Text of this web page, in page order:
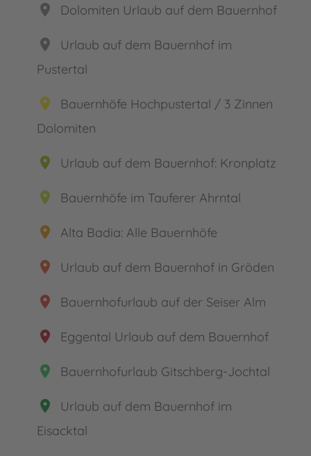
place Dolomiten Urlaub auf dem Bauernhof
place
Urlaub auf dem Bauernhof im
Pustertal
place
Bauernhöfe Hochpustertal / 3 Zinnen
Dolomiten
place Urlaub auf dem Bauernhof: Kronplatz
place Bauernhöfe im Tauferer Ahrntal
place Alta Badia: Alle Bauernhöfe
place Urlaub auf dem Bauernhof in Gröden
place Bauernhofurlaub auf der Seiser Alm
place Eggental Urlaub auf dem Bauernhof
place Bauernhofurlaub Gitschberg-Jochtal
place
Urlaub auf dem Bauernhof im
Eisacktal